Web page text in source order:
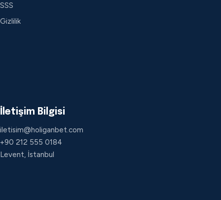
SSS
Gizlilik
İletişim Bilgisi
iletisim@holiganbet.com
+90 212 555 0184
Levent, İstanbul